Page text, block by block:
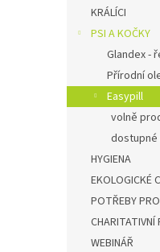
KRÁLÍCI
PSI A KOČKY
Glandex -
Přírodní
Easypill
volně
dostupné
HYGIENA
EKOLOGICKÉ
POTŘEBY
CHARITATIVNÍ
WEBINÁŘ